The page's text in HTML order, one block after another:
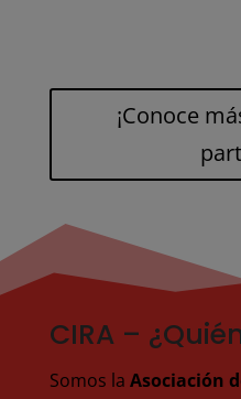
¡Conoce
CIRA –
Somos la Asociación